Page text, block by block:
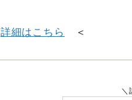
詳細はこちら ＜
＼